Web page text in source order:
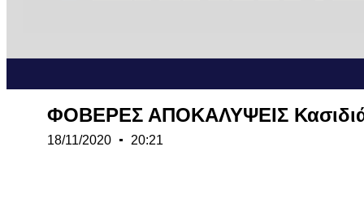
ΦΟΒΕΡΕΣ ΑΠΟΚΑΛΥΨΕΙΣ
18/11/2020 20:21